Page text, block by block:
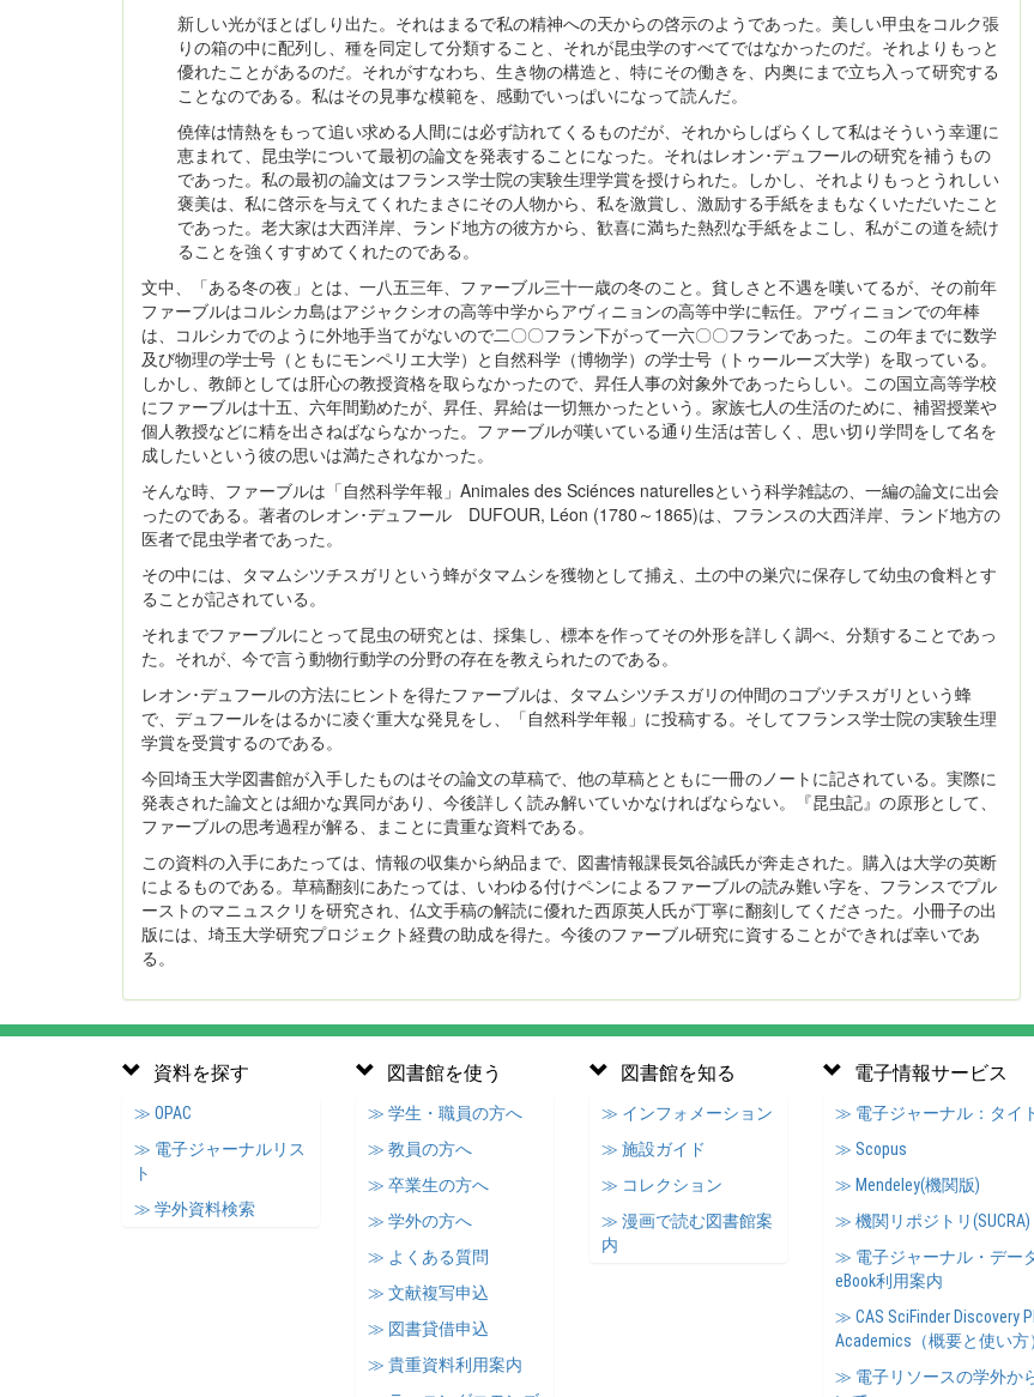
新しい光がほとばしり出た。それはまるで私の精神への天からの啓示のようであった。美しい甲虫をコルク張
りの箱の中に配列し、種を同定して分類すること、それが昆虫学のすべてではなかったのだ。それよりもっと
優れたことがあるのだ。それがすなわち、生き物の構造と、特にその働きを、内奥にまで立ち入って研究する
ことなのである。私はその見事な模範を、感動でいっぱいになって読んだ。
僥倖は情熱をもって追い求める人間には必ず訪れてくるものだが、それからしばらくして私はそういう幸運に
恵まれて、昆虫学について最初の論文を発表することになった。それはレオン･デュフールの研究を補うもの
であった。私の最初の論文はフランス学士院の実験生理学賞を授けられた。しかし、それよりもっとうれしい
褒美は、私に啓示を与えてくれたまさにその人物から、私を激賞し、激励する手紙をまもなくいただいたこと
であった。老大家は大西洋岸、ランド地方の彼方から、歓喜に満ちた熱烈な手紙をよこし、私がこの道を続け
ることを強くすすめてくれたのである。
文中、「ある冬の夜」とは、一八五三年、ファーブル三十一歳の冬のこと。貧しさと不遇を嘆いてるが、その前年
ファーブルはコルシカ島はアジャクシオの高等中学からアヴィニョンの高等中学に転任。アヴィニョンでの年棒
は、コルシカでのように外地手当てがないので二〇〇フラン下がって一六〇〇フランであった。この年までに数学
及び物理の学士号（ともにモンペリエ大学）と自然科学（博物学）の学士号（トゥールーズ大学）を取っている。
しかし、教師としては肝心の教授資格を取らなかったので、昇任人事の対象外であったらしい。この国立高等学校
にファーブルは十五、六年間勤めたが、昇任、昇給は一切無かったという。家族七人の生活のために、補習授業や
個人教授などに精を出さねばならなかった。ファーブルが嘆いている通り生活は苦しく、思い切り学問をして名を
成したいという彼の思いは満たされなかった。
そんな時、ファーブルは「自然科学年報」Animales des Sciénces naturellesという科学雑誌の、一編の論文に出会
ったのである。著者のレオン･デュフール DUFOUR, Léon (1780～1865)は、フランスの大西洋岸、ランド地方の
医者で昆虫学者であった。
その中には、タマムシツチスガリという蜂がタマムシを獲物として捕え、土の中の巣穴に保存して幼虫の食料とす
ることが記されている。
それまでファーブルにとって昆虫の研究とは、採集し、標本を作ってその外形を詳しく調べ、分類することであっ
た。それが、今で言う動物行動学の分野の存在を教えられたのである。
レオン･デュフールの方法にヒントを得たファーブルは、タマムシツチスガリの仲間のコブツチスガリという蜂
で、デュフールをはるかに凌ぐ重大な発見をし、「自然科学年報」に投稿する。そしてフランス学士院の実験生理
学賞を受賞するのである。
今回埼玉大学図書館が入手したものはその論文の草稿で、他の草稿とともに一冊のノートに記されている。実際に
発表された論文とは細かな異同があり、今後詳しく読み解いていかなければならない。『昆虫記』の原形として、
ファーブルの思考過程が解る、まことに貴重な資料である。
この資料の入手にあたっては、情報の収集から納品まで、図書情報課長気谷誠氏が奔走された。購入は大学の英断
によるものである。草稿翻刻にあたっては、いわゆる付けペンによるファーブルの読み難い字を、フランスでプル
ーストのマニュスクリを研究され、仏文手稿の解読に優れた西原英人氏が丁寧に翻刻してくださった。小冊子の出
版には、埼玉大学研究プロジェクト経費の助成を得た。今後のファーブル研究に資することができれば幸いであ
る。
資料を探す
≫ OPAC
≫ 電子ジャーナルリス
ト
≫ 学外資料検索
図書館を使う
≫ 学生・職員の方へ
≫ 教員の方へ
≫ 卒業生の方へ
≫ 学外の方へ
≫ よくある質問
≫ 文献複写申込
≫ 図書貸借申込
≫ 貴重資料利用案内
図書館を知る
≫ インフォメーション
≫ 施設ガイド
≫ コレクション
≫ 漫画で読む図書館案
内
電子情報サービス
≫ 電子ジャーナル：タイ
≫ Scopus
≫ Mendeley(機関版)
≫ 機関リポジトリ(SUCRA)
≫ 電子ジャーナル・デー
eBook利用案内
≫ CAS SciFinder Discovery
Academics（概要と使い方
≫ 電子リソースの学外か